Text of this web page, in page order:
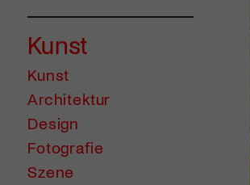
Kunst
Kunst
Architektur
Design
Fotografie
Szene